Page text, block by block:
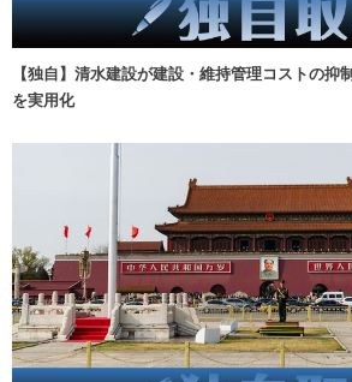
【独自】清水建設が建設・維持管理コストの抑
を実用化